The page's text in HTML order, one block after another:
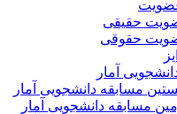
حقیقی
حقوقی
آمار
مسابقه دانشجویی آمار
مسابقه دانشجویی آمار